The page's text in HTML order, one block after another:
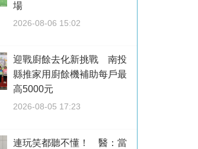
場
2026-08-06 15:02
迎戰廚餘去化新挑戰 南投
縣推家用廚餘機補助每戶最
高5000元
2026-08-05 17:23
連玩笑都聽不懂！ 醫：當